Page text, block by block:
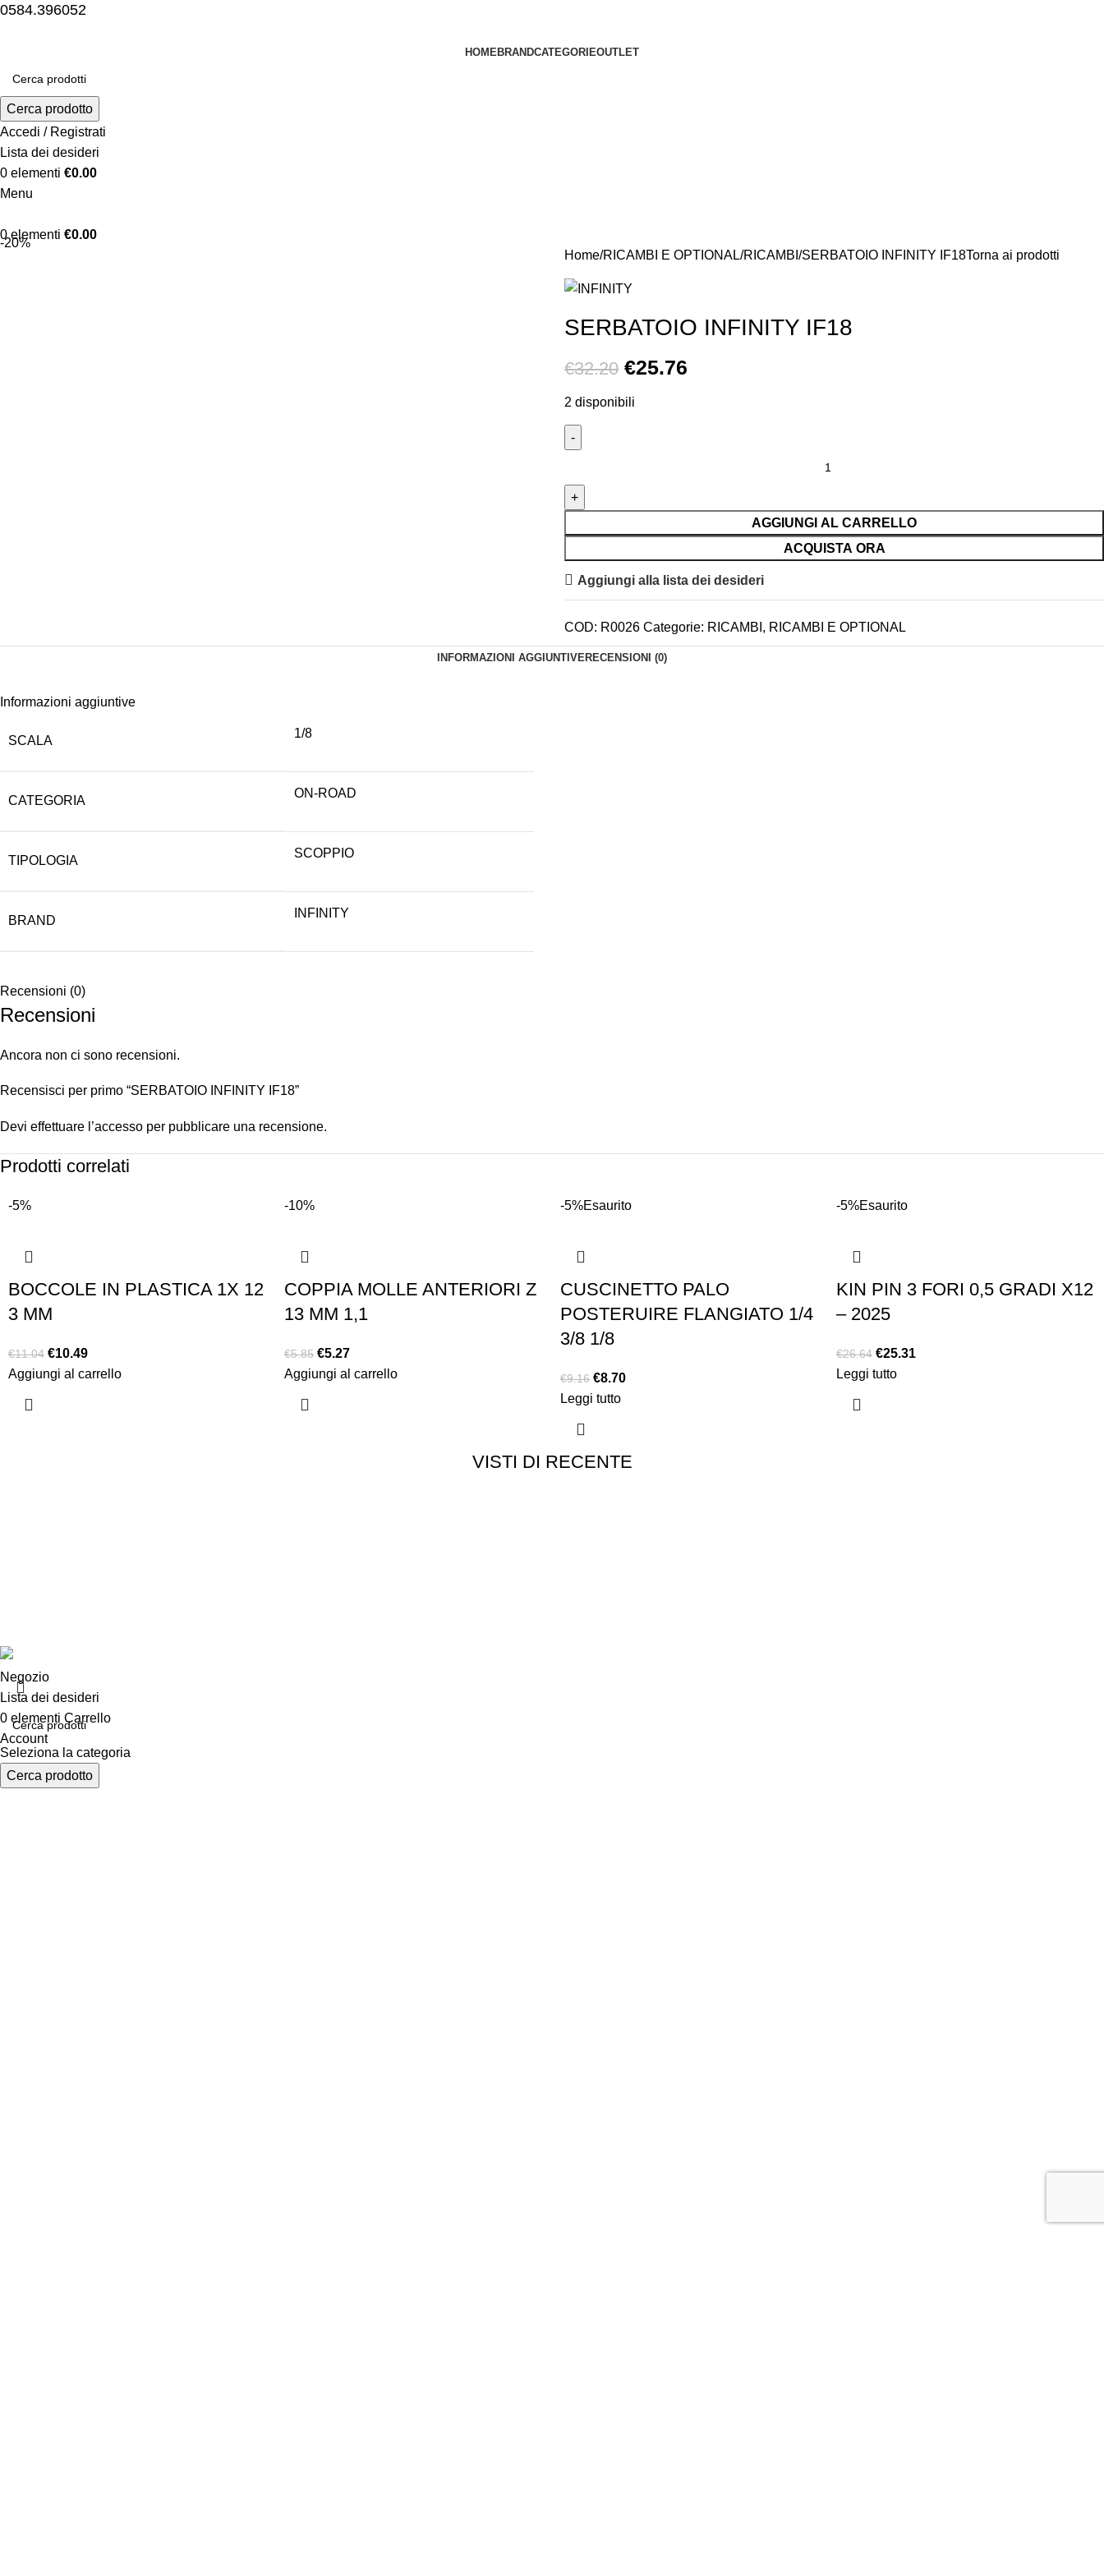
0584.396052
HOMEBRANDCATEGORIEOUTLET
Cerca prodotto
Accedi / Registrati
Lista dei desideri
0 elementi €0.00
Menu
0elementi €0.00
-20%
Home RICAMBI E OPTIONAL RICAMBI SERBATOIO INFINITY IF18Torna ai prodotti
SERBATOIO INFINITY IF18
€32.20 €25.76
2 disponibili
AGGIUNGI AL CARRELLO
ACQUISTA ORA
Aggiungi alla lista dei desideri
COD: R0026 Categorie: RICAMBI , RICAMBI E OPTIONAL
INFORMAZIONI AGGIUNTIVERECENSIONI (0)
Informazioni aggiuntive
SCALA
1/8
CATEGORIA
ON-ROAD
TIPOLOGIA
SCOPPIO
BRAND
INFINITY
Recensioni (0)
Recensioni
Ancora non ci sono recensioni.
Recensisci per primo “SERBATOIO INFINITY IF18”
Devi effettuare l’accesso per pubblicare una recensione.
Prodotti correlati
-5%
BOCCOLE IN PLASTICA 1X 12
3 MM
€11.04 €10.49
Aggiungi al carrello
-10%
COPPIA MOLLE ANTERIORI Z
13 MM 1,1
€5.85 €5.27
Aggiungi al carrello
-5%Esaurito
CUSCINETTO PALO
POSTERUIRE FLANGIATO 1/4
3/8 1/8
€9.16 €8.70
Leggi tutto
-5%Esaurito
KIN PIN 3 FORI 0,5 GRADI X12
– 2025
€26.64 €25.31
Leggi tutto
VISTI DI RECENTE
Seleziona la categoria
Cerca prodotto
Negozio
Lista dei desideri
0 elementi Carrello
Account